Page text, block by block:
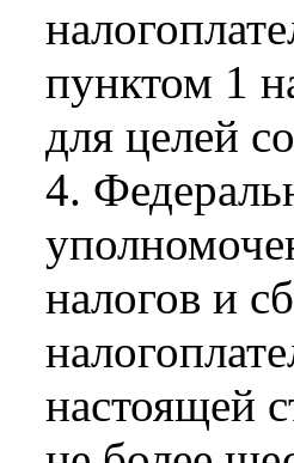
пунктом 1
для целей
4.
налогов и
настоящей